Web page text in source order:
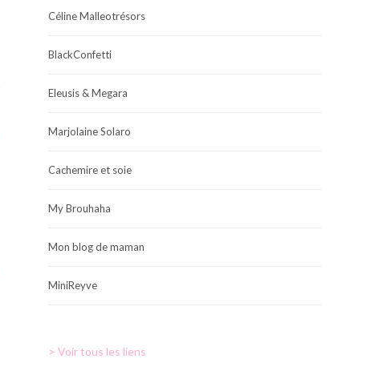
Céline Malleotrésors
BlackConfetti
Eleusis & Megara
Marjolaine Solaro
Cachemire et soie
My Brouhaha
Mon blog de maman
MiniReyve
> Voir tous les liens